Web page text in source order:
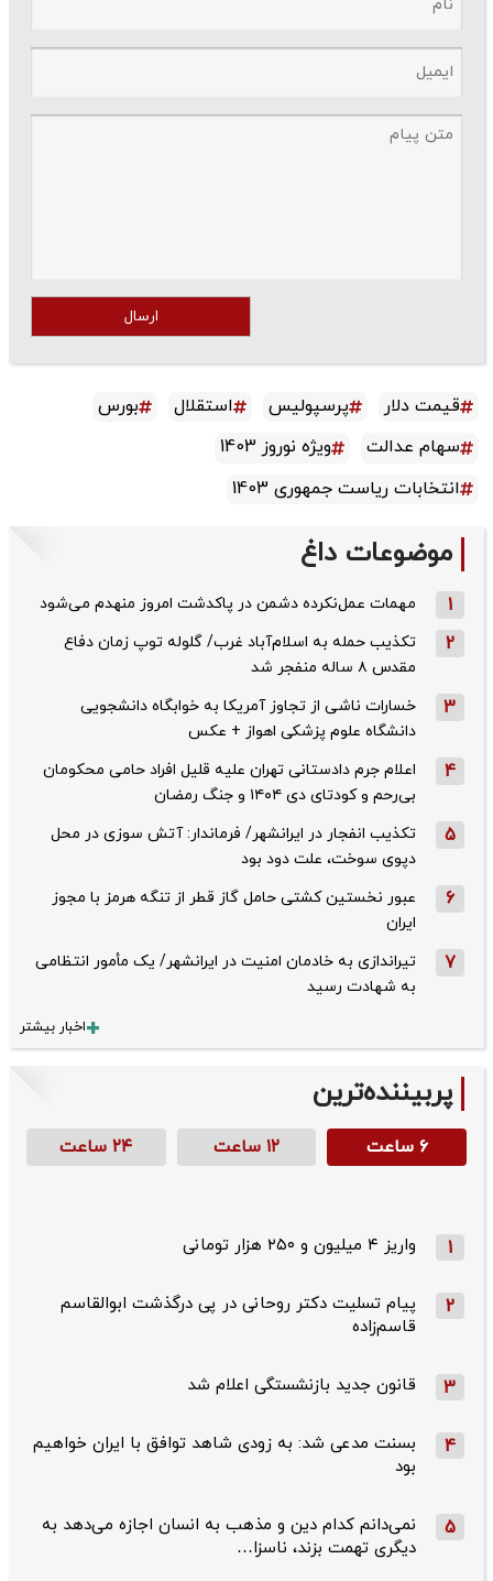
ارسال
قیمت دلار پرسپولیس استقلال
بورس
سهام عدالت
ویژه نوروز 1403
انتخابات ریاست جمهوری 1403
موضوعات داغ
1 مهمات عمل‌نکرده دشمن در پاکدشت امروز منهدم می‌شود
2
تکذیب حمله به اسلام‌آباد غرب/ گلوله توپ زمان دفاع
مقدس ۸ ساله منفجر شد
3
خسارات ناشی از تجاوز آمریکا به خوابگاه دانشجویی
دانشگاه علوم پزشکی اهواز + عکس
4
اعلام جرم دادستانی تهران علیه قلیل افراد حامی محکومان
بی‌رحم و کودتای دی‌ ۱۴۰۴ و جنگ رمضان
5
تکذیب ‌انفجار در ایرانشهر/ فرماندار: آتش سوزی در محل
دپوی سوخت، علت دود بود
6
عبور نخستین کشتی حامل گاز قطر از تنگه هرمز با مجوز
ایران
7
تیراندازی به خادمان امنیت در ایرانشهر/ یک مأمور انتظامی
به شهادت رسید
اخبار بیشتر
پربیننده‌ترین
۶ ساعت ۱۲ ساعت ۲۴ ساعت
1 واریز ۴ میلیون و ۲۵۰ هزار تومانی
2
پیام تسلیت دکتر روحانی در پی درگذشت ابوالقاسم
قاسم‌زاده
3 قانون جدید بازنشستگی اعلام شد
4
بسنت مدعی شد: به زودی شاهد توافق با ایران خواهیم
بود
5
نمی‌دانم کدام دین و مذهب به انسان اجازه می‌دهد به
دیگری تهمت بزند، ناسزا…